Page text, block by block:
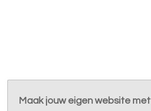
Maak jouw eigen website met